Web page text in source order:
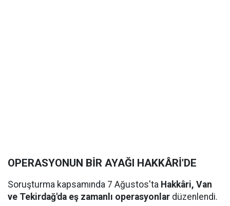
OPERASYONUN BİR AYAĞI HAKKÂRİ'DE
Soruşturma kapsamında 7 Ağustos'ta Hakkâri, Van
ve Tekirdağ'da eş zamanlı operasyonlar düzenlendi.